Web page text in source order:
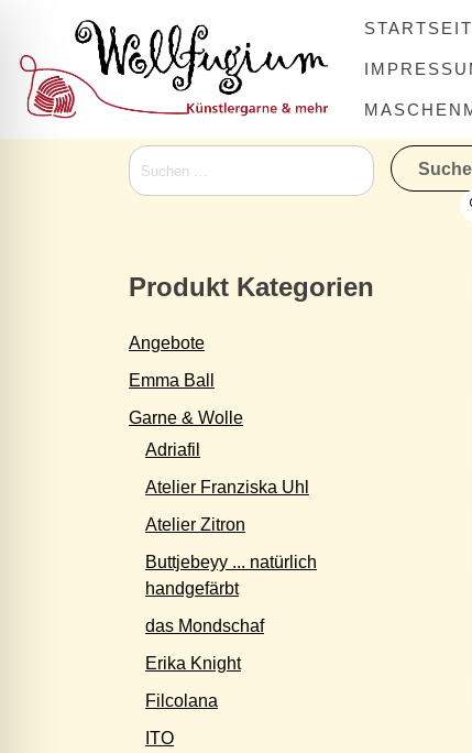
content
Suchen
nach:
Produkt Kategorien
Angebote
Emma Ball
Garne & Wolle
Adriafil
Atelier Franziska Uhl
Atelier Zitron
Buttjebeyy ... natürlich
handgefärbt
das Mondschaf
Erika Knight
Filcolana
ITO